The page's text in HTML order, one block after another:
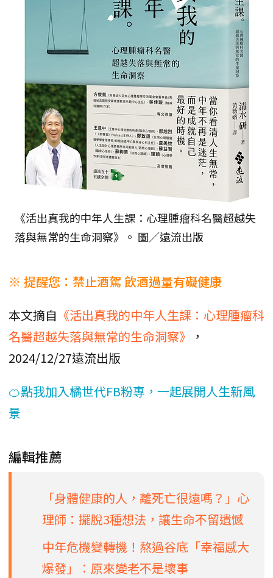
《活出真我的中年人生課：心理腫瘤科名醫超越失
落與無常的生命洞察》。 圖／遠流出版
※ 提醒您：禁止酒駕 飲酒過量有礙健康
本文摘自 《活出真我的中年人生課：心理腫瘤科
名醫超越失落與無常的生命洞察》
，
2024/12/27遠流出版
🍊點我加入橘世代FB粉專，一起展開人生新風
景
編輯推薦
「身體健康的人，離死亡很遠嗎？」心
理師：擺脫3種想法，讓生命不留遺憾
中年危機變轉機！熬過谷底「幸福感大
爆發」：原來變老不是壞事